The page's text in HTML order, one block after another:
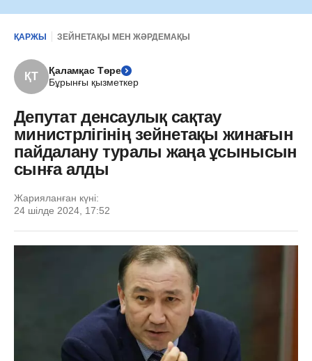
ҚАРЖЫ ЗЕЙНЕТАҚЫ МЕН ЖӘРДЕМАҚЫ
ҚТ
Қаламқас Төре
Бұрынғы қызметкер
Депутат денсаулық сақтау
министрлігінің зейнетақы жинағын
пайдалану туралы жаңа ұсынысын
сынға алды
Жарияланған күні:
24 шілде 2024, 17:52